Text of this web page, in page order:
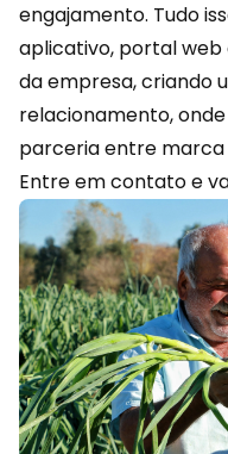
engajamento. Tudo
aplicativo, portal web
da empresa, criando
relacionamento,
parceria entre marca
Entre em contatoe